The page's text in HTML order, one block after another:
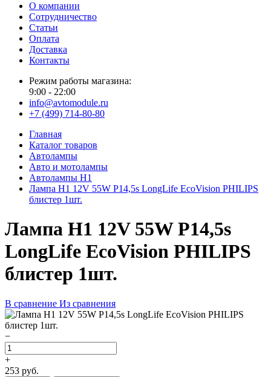
О компании
Сотрудничество
Статьи
Оплата
Доставка
Контакты
Режим работы магазина:
9:00 - 22:00
info@avtomodule.ru
+7 (499) 714-80-80
Главная
Каталог товаров
Автолампы
Авто и мотолампы
Автолампы H1
Лампа H1 12V 55W P14,5s LongLife EcoVision PHILIPS
блистер 1шт.
Лампа H1 12V 55W P14,5s
LongLife EcoVision PHILIPS
блистер 1шт.
В сравнение Из сравнения
−
+
253 руб.